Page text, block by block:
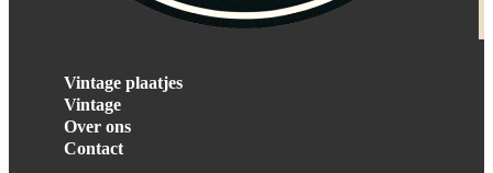
Vintage plaatjes
Vintage
Over ons
Contact